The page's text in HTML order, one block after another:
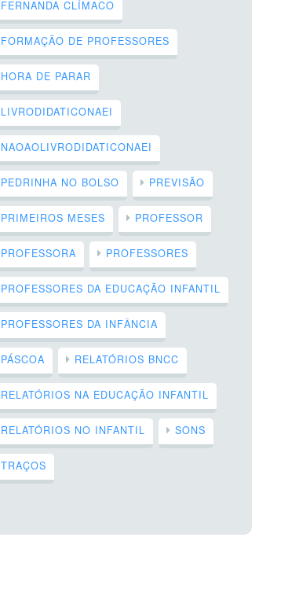
FERNANDA CLÍMACO
FORMAÇÃO DE PROFESSORES
HORA DE PARAR
LIVRODIDATICONAEI
NAOAOLIVRODIDATICONAEI
PEDRINHA NO BOLSO PREVISÃO
PRIMEIROS MESES PROFESSOR
PROFESSORA PROFESSORES
PROFESSORES DA EDUCAÇÃO INFANTIL
PROFESSORES DA INFÂNCIA
PÁSCOA RELATÓRIOS BNCC
RELATÓRIOS NA EDUCAÇÃO INFANTIL
RELATÓRIOS NO INFANTIL SONS
TRAÇOS